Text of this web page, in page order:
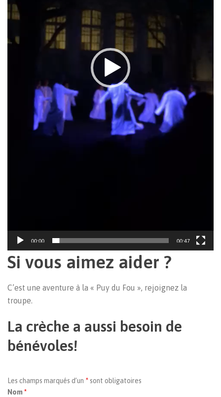
00:00 00:47
Si vous aimez aider ?
C’est une aventure à la « Puy du Fou », rejoignez la
troupe.
La crèche a aussi besoin de
bénévoles!
Les champs marqués d’un * sont obligatoires
Nom *